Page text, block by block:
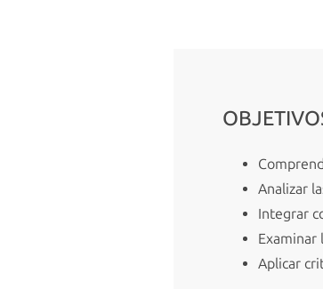
Analizar
Integrar
Examinar
Aplicar